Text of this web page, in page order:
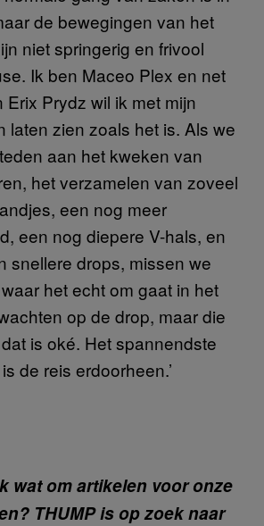
de bewegingen van het
niet springerig en frivool
Ik ben Maceo Plex en net
Erix Prydz wil ik met mijn
laten zien zoals het is. Als we
aan het kweken van
het verzamelen van zoveel
een nog meer
een nog diepere V-hals, en
snellere drops, missen we
het echt om gaat in het
op de drop, maar die
is oké. Het spannendste
de reis erdoorheen.’
wat om artikelen voor onze
THUMP is op zoek naar